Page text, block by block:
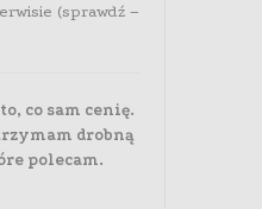
(sprawdź –
co sam cenię.
drobną
polecam.